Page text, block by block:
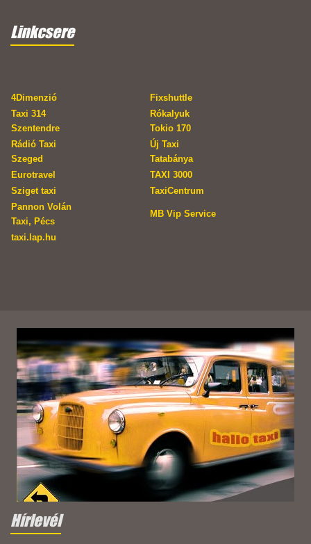
Linkcsere
4Dimenzió
Fixshuttle
Taxi 314
Szentendre
Rókalyuk
Tokio 170
Rádió Taxi
Szeged
Új Taxi
Tatabánya
Eurotravel
TAXI 3000
Sziget taxi
TaxiCentrum
Pannon Volán
Taxi, Pécs
MB Vip Service
taxi.lap.hu
Hírlevél